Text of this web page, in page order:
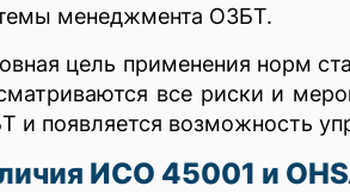
менеджмента ОЗБТ.
цель применения норм
все риски и
и появляется возможность
ИСО 45001 и